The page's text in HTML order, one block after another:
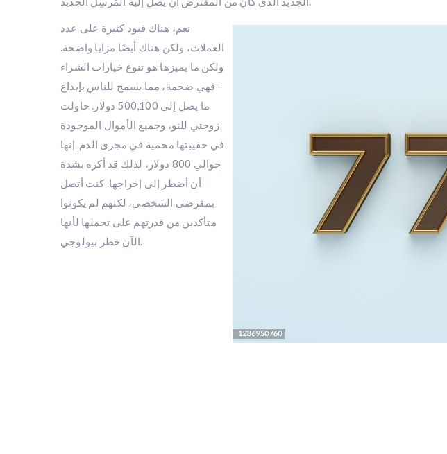
نعم، هناك قيود كثيرة على عدد
العملات، ولكن هناك أيضًا مزايا واضحة.
ولكن ما يميزها هو تنوع خيارات الشراء
– فهي ضخمة، مما يسمح للناس بإيداع
ما يصل إلى 500,100 دولار. حاولت
زوجتي للتو، وجميع الأموال الموجودة
في حقيبتها محمية في مجرى الدم. إنها
حوالي 800 دولار، لذلك قد أكره بشدة
أن أضطر إلى إخراجها. كنت أتصل
بمقرضي الشخصي، لكنهم لم يكونوا
متأكدين من قدرتهم على تحملها لأنها